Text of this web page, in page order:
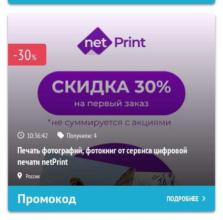
-30%
10:36:41 Получили:4
Печать фотографий, фотокниг от сервиса цифровой
печати netPrint
Россия
Промокод ПОДРОБНЕЕ